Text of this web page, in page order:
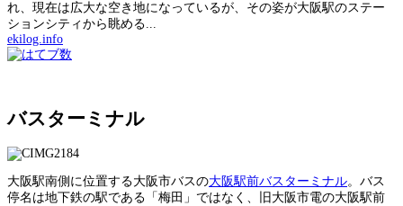
れ、現在は広大な空き地になっているが、その姿が大阪駅のステー
ションシティから眺める...
ekilog.info
バスターミナル
大阪駅南側に位置する大阪市バスの大阪駅前バスターミナル。バス
停名は地下鉄の駅である「梅田」ではなく、旧大阪市電の大阪駅前